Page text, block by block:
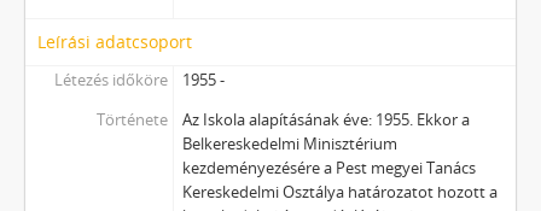
Leírási adatcsoport
Létezés időköre
1955 -
Története
Az Iskola alapításának éve: 1955. Ekkor a
Belkereskedelmi Minisztérium
kezdeményezésére a Pest megyei Tanács
Kereskedelmi Osztálya határozatot hozott a